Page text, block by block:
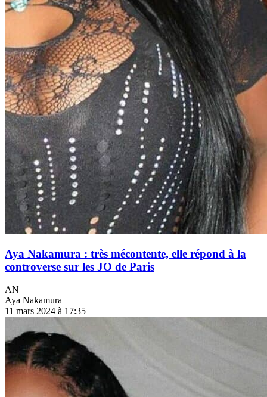
Aya Nakamura : très mécontente, elle répond à la
controverse sur les JO de Paris
AN
Aya Nakamura
11 mars 2024 à 17:35